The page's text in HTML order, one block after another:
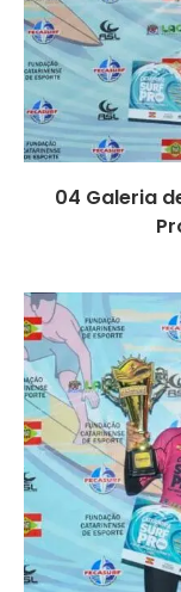
04 Galeria